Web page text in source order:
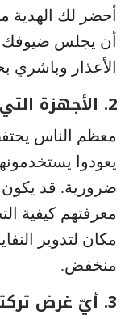
أحضر لك الهدية
أن يجلس ضيوفك
الأعذار وباشري
2. الأجهزة التي استبدلتها منذ 3 سنوات:
معظم الناس
يعودوا
ضرورية. قد يكون
معرفتهم كيفية
مكان لتدوير
منخفض.
3. أيّ غرض تركته للتصليح: